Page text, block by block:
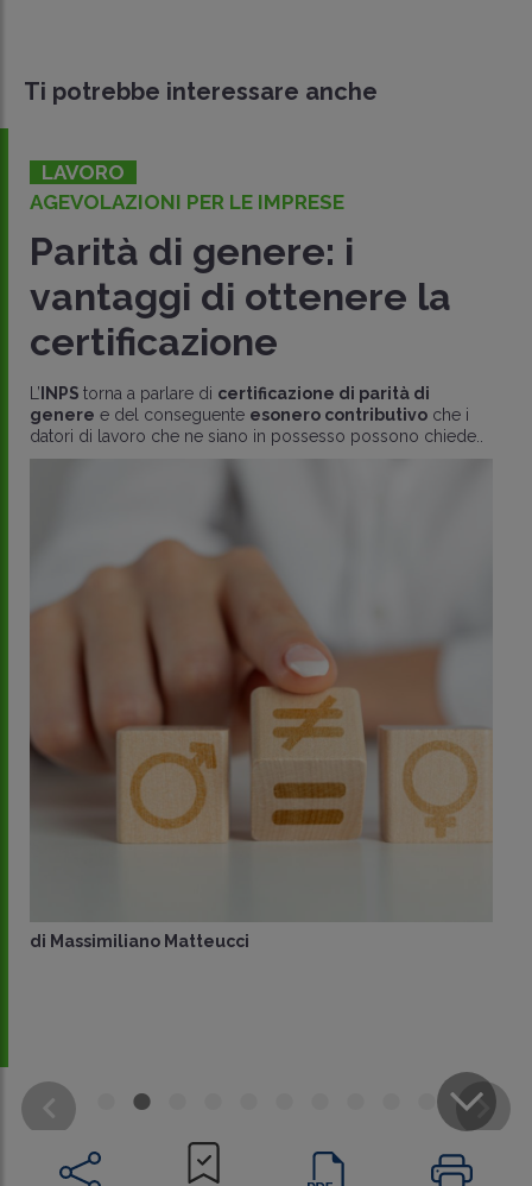
CONDIVIDI
Ti potrebbe interessare anche
LAVORO
AGEVOLAZIONI PER LE IMPRESE
Parità di genere: i
vantaggi di ottenere la
certificazione
L’ INPS torna a parlare di certificazione di parità di
genere e del conseguente esonero contributivo che i
datori di lavoro che ne siano in possesso possono chiede..
di Massimiliano Matteucci